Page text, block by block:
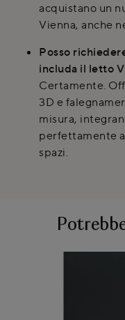
acquistano un
Vienna, anche
Posso
includa il letto
Certamente.
3D e
misura,
perfettamente
spazi.